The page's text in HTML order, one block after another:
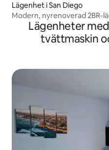
Lägenhet i San Diego
Modern, nyrenoverad 2BR-
Lägenheter
tvättmaskin